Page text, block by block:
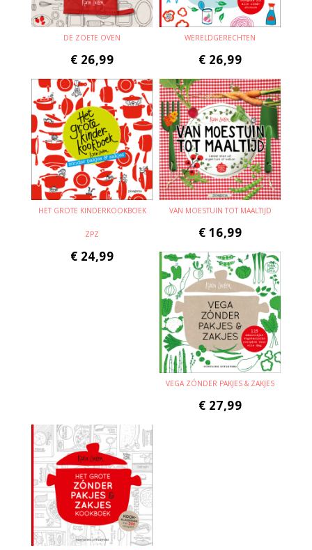
DE ZOETE OVEN
€ 26,99
WERELDGERECHTEN
€ 26,99
HET GROTE KINDERKOOKBOEK
ZPZ
€ 24,99
VAN MOESTUIN TOT MAALTIJD
€ 16,99
VEGA ZÓNDER PAKJES & ZAKJES
€ 27,99